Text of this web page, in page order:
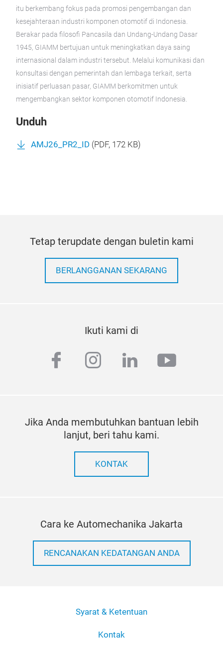
itu berkembang fokus pada promosi pengembangan dan
kesejahteraan industri komponen otomotif di Indonesia.
Berakar pada filosofi Pancasila dan Undang-Undang Dasar
1945, GIAMM bertujuan untuk meningkatkan daya saing
internasional dalam industri tersebut. Melalui komunikasi dan
konsultasi dengan pemerintah dan lembaga terkait, serta
inisiatif perluasan pasar, GIAMM berkomitmen untuk
mengembangkan sektor komponen otomotif Indonesia.
Unduh
AMJ26_PR2_ID (PDF, 172 KB)
Tetap terupdate dengan buletin kami
BERLANGGANAN SEKARANG
Ikuti kami di
facebook
instagram
linkedin
Jika Anda membutuhkan bantuan lebih
lanjut, beri tahu kami.
KONTAK
Cara ke Automechanika Jakarta
RENCANAKAN KEDATANGAN ANDA
Syarat & Ketentuan
Kontak